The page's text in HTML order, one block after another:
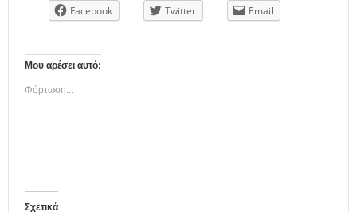
Facebook Twitter Email
Μου αρέσει αυτό:
Φόρτωση...
Σχετικά